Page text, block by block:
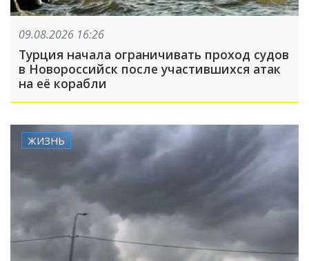
09.08.2026 16:26
Турция начала ограничивать проход судов
в Новороссийск после участившихся атак
на её корабли
ЖИЗНЬ